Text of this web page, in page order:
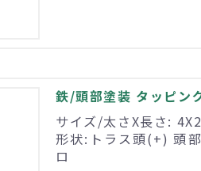
鉄/頭部塗装 タッピン
サイズ/太さX長さ:
形状:トラス頭(+) 頭
ロ